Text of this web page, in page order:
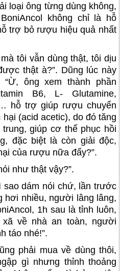
loại ông từng dùng không,
không chỉ là hỗ
trợ bỏ rượu hiệu quả nhất
tôi vẫn dùng thật, tôi dịu
thật à?”. Dũng lúc này
ông xem thành phần
B6, L- Glutamine,
hỗ trợ giúp rượu chuyển
(acid acetic), do đó tăng
giúp cơ thể phục hồi
đặc biệt là còn giải độc,
của rượu nữa đấy?”.
như thật vậy?”.
sao dám nói chứ, lần trước
hơi nhiều, người lâng lâng,
, 1h sau là tỉnh luôn,
về nhà an toàn, người
táo nhé!”.
phải mua về dùng thôi,
gì nhưng thỉnh thoảng